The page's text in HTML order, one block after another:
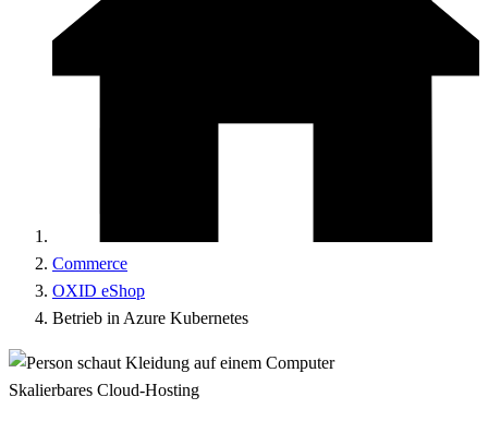
Commerce
OXID eShop
Betrieb in Azure Kubernetes
Skalierbares Cloud-Hosting